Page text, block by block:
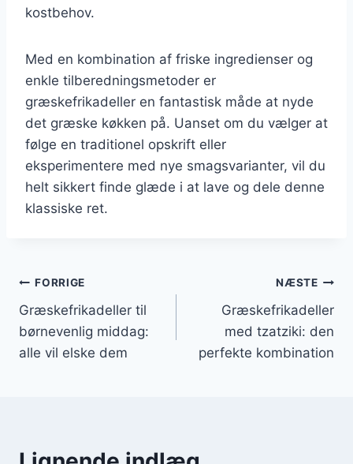
kostbehov.
Med en kombination af friske ingredienser og
enkle tilberedningsmetoder er
græskefrikadeller en fantastisk måde at nyde
det græske køkken på. Uanset om du vælger at
følge en traditionel opskrift eller
eksperimentere med nye smagsvarianter, vil du
helt sikkert finde glæde i at lave og dele denne
klassiske ret.
Indlægsnavigation
FORRIGE
Græskefrikadeller til
børnevenlig middag:
alle vil elske dem
NÆSTE
Græskefrikadeller
med tzatziki: den
perfekte kombination